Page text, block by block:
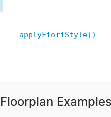
applyFioriStyle()
Floorplan Examples